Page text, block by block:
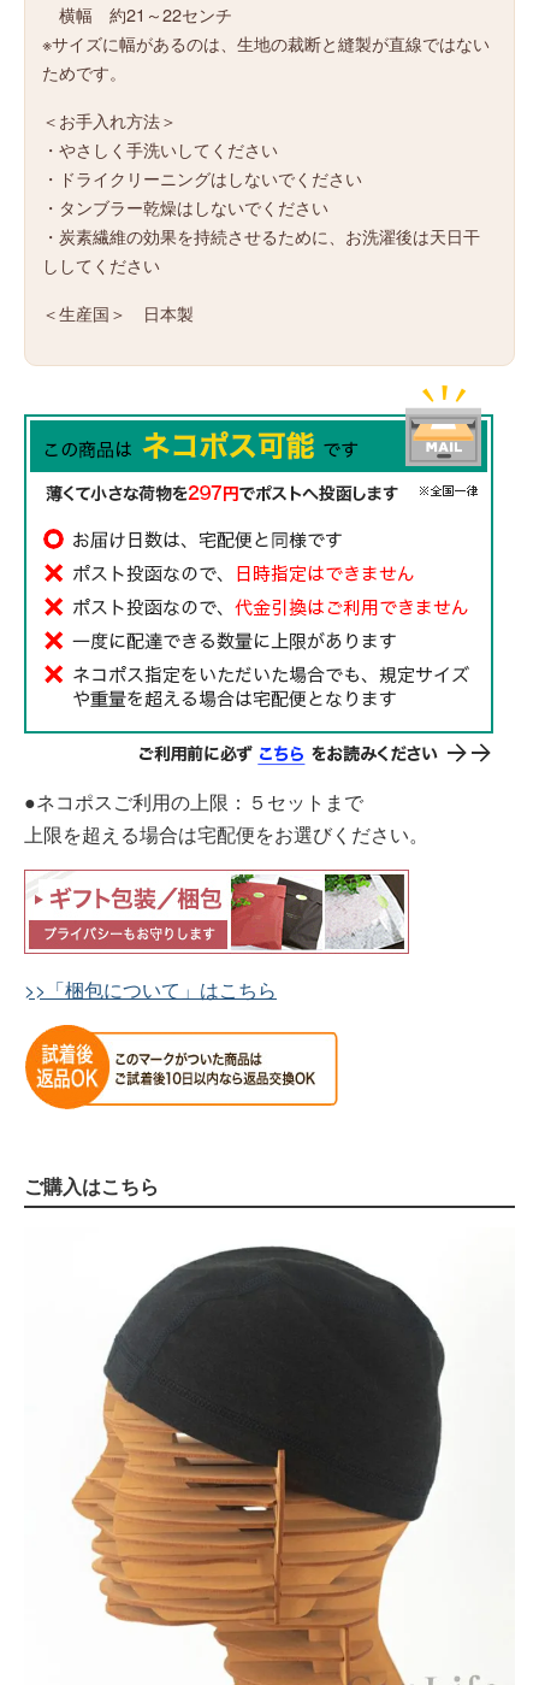
横幅 約21～22センチ
※サイズに幅があるのは、生地の裁断と縫製が直線ではない
ためです。
＜お手入れ方法＞
・やさしく手洗いしてください
・ドライクリーニングはしないでください
・タンブラー乾燥はしないでください
・炭素繊維の効果を持続させるために、お洗濯後は天日干
ししてください
＜生産国＞ 日本製
●ネコポスご利用の上限：５セットまで
上限を超える場合は宅配便をお選びください。
>>「梱包について」はこちら
ご購入はこちら